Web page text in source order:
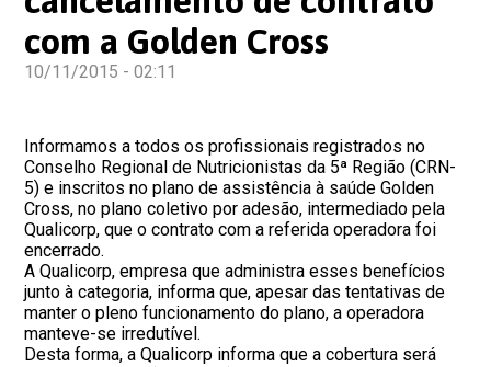
com a Golden Cross
10/11/2015 - 02:11
Informamos a todos os profissionais registrados no
Conselho Regional de Nutricionistas da 5ª Região (CRN-
5) e inscritos no plano de assistência à saúde Golden
Cross, no plano coletivo por adesão, intermediado pela
Qualicorp, que o contrato com a referida operadora foi
encerrado.
A Qualicorp, empresa que administra esses benefícios
junto à categoria, informa que, apesar das tentativas de
manter o pleno funcionamento do plano, a operadora
manteve-se irredutível.
Desta forma, a Qualicorp informa que a cobertura será